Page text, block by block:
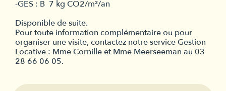
-GES : B  7 kg CO2/m²/an
Disponible de suite.
Pour toute information complémentaire ou pour
organiser une visite, contactez notre service Gestion
Locative : Mme Cornille et Mme Meerseeman au 03
28 66 06 05.